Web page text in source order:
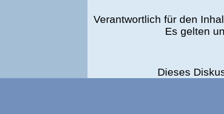
Verantwortlich für den
Es gelten
Dieses